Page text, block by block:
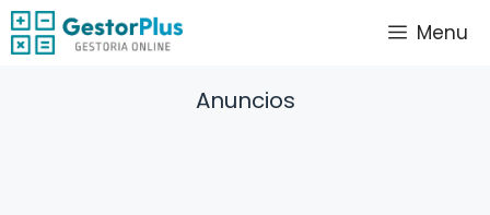
Saltar
al
Menu
Anuncios